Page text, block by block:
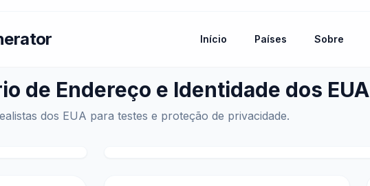
Início Países Sobre
de Endereço e Identidade dos EUA
dos EUA para testes e proteção de privacidade.